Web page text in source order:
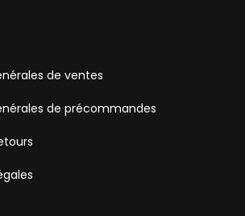
de ventes
de précommandes